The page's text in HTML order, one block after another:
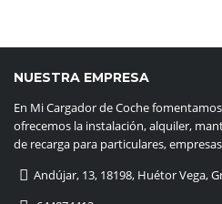
NUESTRA EMPRESA
En Mi Cargador de Coche
ofrecemos la instalación, alquiler,
de recarga para particulares,
Andújar, 13, 18198, Huétor Vega,